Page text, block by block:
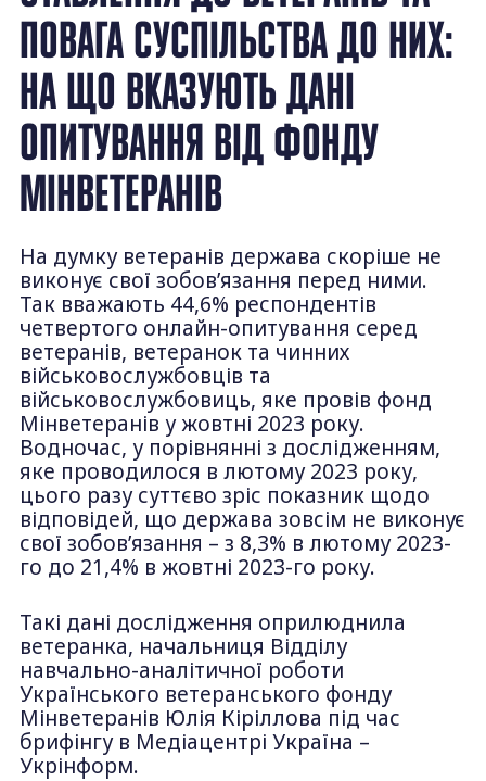
ПОВАГА СУСПІЛЬСТВА ДО НИХ:
НА ЩО ВКАЗУЮТЬ ДАНІ
ОПИТУВАННЯ ВІД ФОНДУ
МІНВЕТЕРАНІВ
На думку ветеранів держава скоріше не
виконує свої зобов’язання перед ними.
Так вважають 44,6% респондентів
четвертого онлайн-опитування серед
ветеранів, ветеранок та чинних
військовослужбовців та
військовослужбовиць, яке провів фонд
Мінветеранів у жовтні 2023 року.
Водночас, у порівнянні з дослідженням,
яке проводилося в лютому 2023 року,
цього разу суттєво зріс показник щодо
відповідей, що держава зовсім не виконує
свої зобов’язання – з 8,3% в лютому 2023-
го до 21,4% в жовтні 2023-го року.
Такі дані дослідження оприлюднила
ветеранка, начальниця Відділу
навчально-аналітичної роботи
Українського ветеранського фонду
Мінветеранів Юлія Кіріллова під час
брифінгу в Медіацентрі Україна –
Укрінформ.